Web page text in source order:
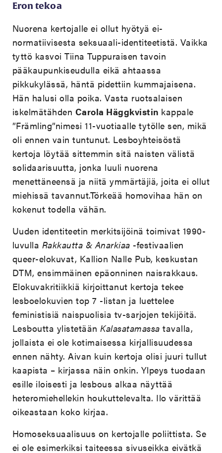
Eron tekoa
Nuorena kertojalle ei ollut hyötyä ei-
normatiivisesta seksuaali-identiteetistä. Vaikka
tyttö kasvoi Tiina Tuppuraisen tavoin
pääkaupunkiseudulla eikä ahtaassa
pikkukylässä, häntä pidettiin kummajaisena.
Hän halusi olla poika. Vasta ruotsalaisen
iskelmätähden Carola Häggkvistin kappale
”Främling”nimesi 11-vuotiaalle tytölle sen, mikä
oli ennen vain tuntunut. Lesboyhteisöstä
kertoja löytää sittemmin sitä naisten välistä
solidaarisuutta, jonka luuli nuorena
menettäneensä ja niitä ymmärtäjiä, joita ei ollut
miehissä tavannut.Törkeää homovihaa hän on
kokenut todella vähän.
Uuden identiteetin merkitsijöinä toimivat 1990-
luvulla Rakkautta & Anarkiaa -festivaalien
queer-elokuvat, Kallion Nalle Pub, keskustan
DTM, ensimmäinen epäonninen naisrakkaus.
Elokuvakritiikkiä kirjoittanut kertoja tekee
lesboelokuvien top 7 -listan ja luettelee
feministisiä naispuolisia tv-sarjojen tekijöitä.
Lesboutta ylistetäänKalasatamassatavalla,
jollaista ei ole kotimaisessa kirjallisuudessa
ennen nähty. Aivan kuin kertoja olisi juuri tullut
kaapista – kirjassa näin onkin. Ylpeys tuodaan
esille iloisesti ja lesbous alkaa näyttää
heteromiehellekin houkuttelevalta. Ilo värittää
oikeastaan koko kirjaa.
Homoseksuaalisuus on kertojalle poliittista. Se
ei ole esimerkiksi taiteessa sivuseikka eivätkä